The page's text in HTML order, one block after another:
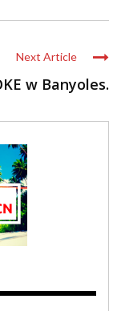
Next Article
w Banyoles.